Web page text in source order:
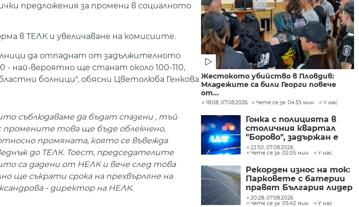
предложения за промени в социалното
в ТЕЛК и увеличаване на комисиите.
да отпаднат от задължителното
- най-вероятно ще станат около 100-110,
болници", обясни Цветолюба Генкова
съблюдаваме да бъдат спазени , тъй
промените това ще бъде облекчено,
промяната, която се въвежда
до ТЕЛК. Тоест, председателите
са дадени от НЕЛК и вече след това
ще съкрати срока на прехвърляне на
- директор на НЕЛК.
Жестокото убийство в Пловдив:
Младежите са били Георги повече
от...
18:08, 07.08.2026 Чете се за: 04:55 мин. У нас
Гонка с полицията в
столичния квартал
"Борово", задържан е
мъж, у когото са
намерени 460 000 евро
22:50, 07.08.2026
Чете се за: 02:05 мин.
У нас
Рекорден износ на ток:
Парковете с батерии
правят България лидер
на пазара
20:28, 07.08.2026
Чете се за: 05:42 мин.
У нас